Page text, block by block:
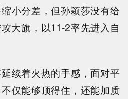
小分差，但孙颖莎没有给
大旗，以11-2率先进入自
续着火热的手感，面对平
仅能够顶得住，还能加质